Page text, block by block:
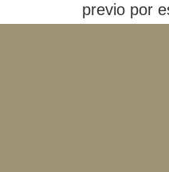
previo por